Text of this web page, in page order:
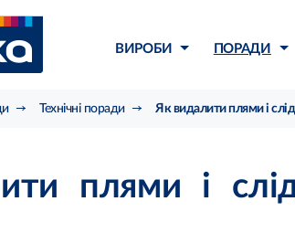
ВИРОБИ ПОРАДИ
Технічні поради Як видалити плями і
плями і